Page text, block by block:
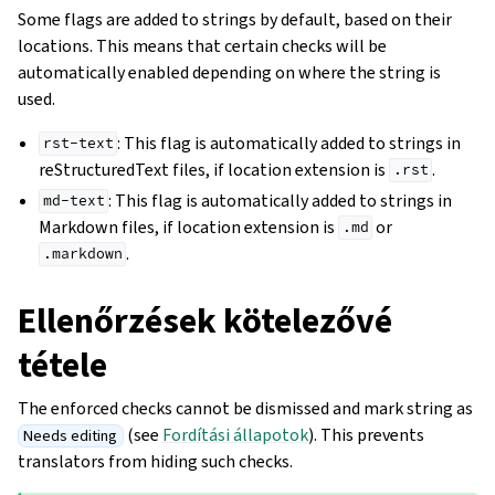
Some flags are added to strings by default, based on their
locations. This means that certain checks will be
automatically enabled depending on where the string is
used.
rst-text : This flag is automatically added to strings in
reStructuredText files, if location extension is
.rst .
md-text : This flag is automatically added to strings in
Markdown files, if location extension is
.md or
.markdown .
Ellenőrzések kötelezővé
tétele
The enforced checks cannot be dismissed and mark string as
Needs editing (see Fordítási állapotok). This prevents
translators from hiding such checks.